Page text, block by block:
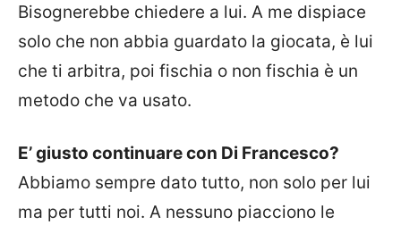
Bisognerebbe chiedere a lui. A me dispiace
solo che non abbia guardato la giocata, è lui
che ti arbitra, poi fischia o non fischia è un
metodo che va usato.
E’ giusto continuare con Di Francesco?
Abbiamo sempre dato tutto, non solo per lui
ma per tutti noi. A nessuno piacciono le